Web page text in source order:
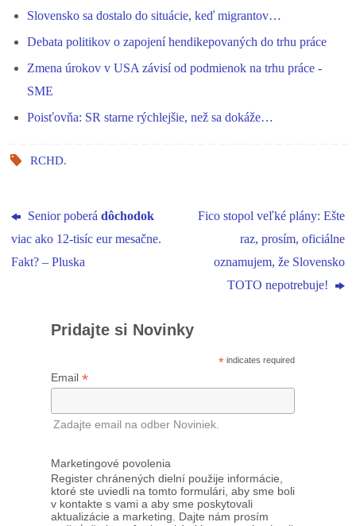
Slovensko sa dostalo do situácie, keď migrantov…
Debata politikov o zapojení hendikepovaných do trhu práce
Zmena úrokov v USA závisí od podmienok na trhu práce -
SME
Poisťovňa: SR starne rýchlejšie, než sa dokáže…
RCHD.
Senior poberádôchodok
viac ako 12-tisíc eur mesačne.
Fakt? – Pluska
Fico stopol veľké plány: Ešte
raz, prosím, oficiálne
oznamujem, že Slovensko
TOTO nepotrebuje!
Pridajte si Novinky
* indicates required
Email *
Zadajte email na odber Noviniek.
Marketingové povolenia
Register chránených dielní použije informácie,
ktoré ste uviedli na tomto formulári, aby sme boli
v kontakte s vami a aby sme poskytovali
aktualizácie a marketing. Dajte nám prosím